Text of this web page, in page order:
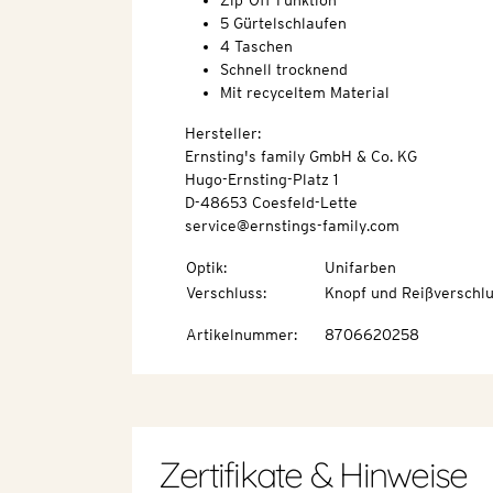
5 Gürtelschlaufen
4 Taschen
Schnell trocknend
Mit recyceltem Material
Hersteller:
Ernsting's family GmbH & Co. KG
Hugo-Ernsting-Platz 1
D-48653 Coesfeld-Lette
service@ernstings-family.com
Optik:
Unifarben
Verschluss: Knopf und
Artikelnummer: 8706620258
Zertifikate & Hinweise